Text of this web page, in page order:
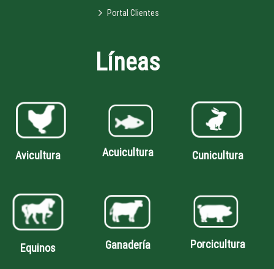
Portal Clientes
Líneas
Avicultura Acuicultura Cunicultura
Equinos Ganadería Porcicultura